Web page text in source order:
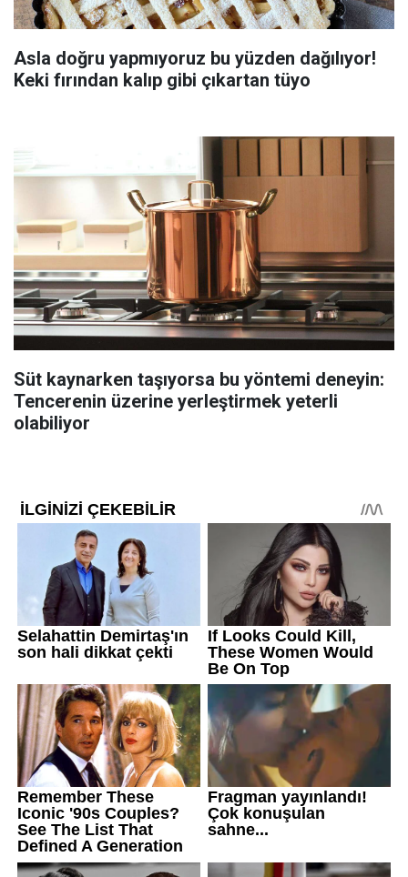
Asla doğru yapmıyoruz bu yüzden dağılıyor!
Keki fırından kalıp gibi çıkartan tüyo
Süt kaynarken taşıyorsa bu yöntemi deneyin:
Tencerenin üzerine yerleştirmek yeterli
olabiliyor